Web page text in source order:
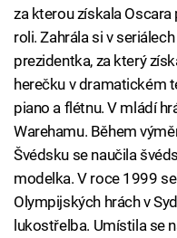
za kterou získala
roli. Zahrála si v
prezidentka, za který
herečku v dramatickém
piano a flétnu. V mládí
Warehamu. Během
Švédsku se naučila
modelka. V roce 1999
Olympijských hrách v
lukostřelba. Umístila se